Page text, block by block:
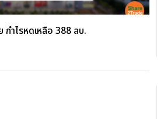
ำไรหดเหลือ 388 ลบ.